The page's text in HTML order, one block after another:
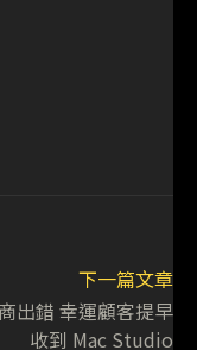
下一篇文章
出錯 幸運顧客提早
收到 Mac Studio